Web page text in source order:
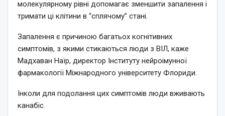
молекулярному рівні допомагає зменшити запалення і
тримати ці клітини в “сплячому” стані.
Запалення є причиною багатьох когнітивних
симптомів, з якими стикаються люди з ВІЛ, каже
Мадхаван Наїр, директор Інституту нейроімунної
фармакології Міжнародного університету Флориди.
Інколи для подолання цих симптомів люди вживають
канабіс.